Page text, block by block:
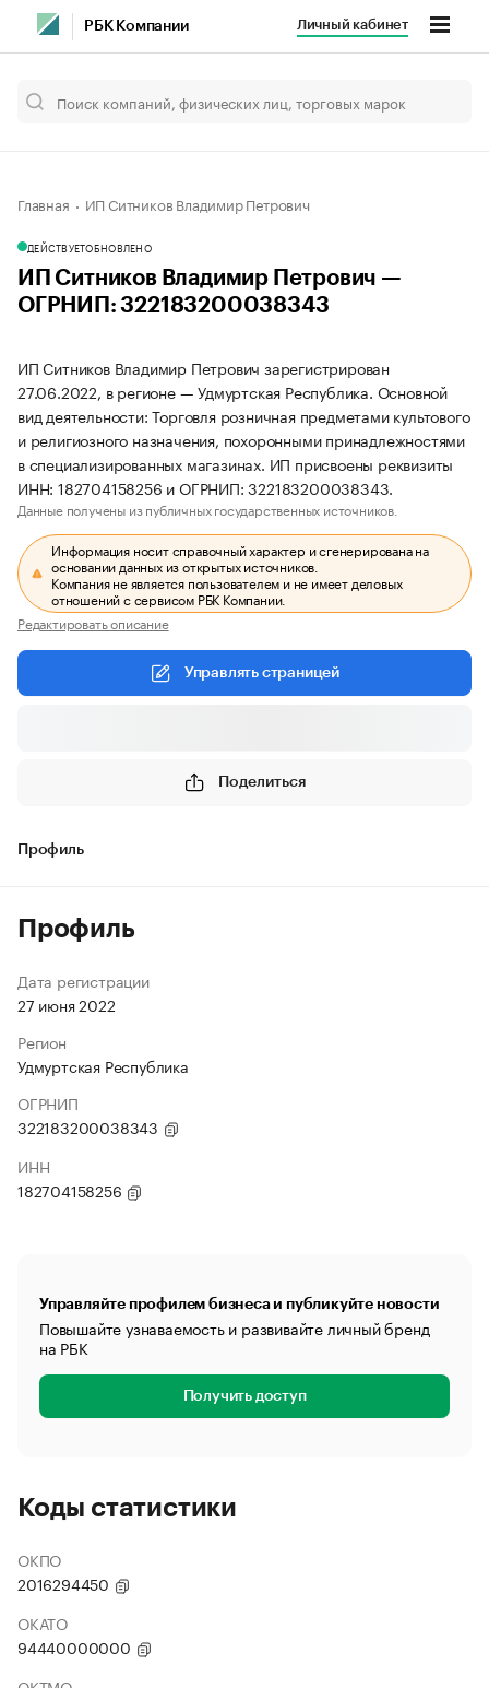
РБК Компании Личный кабинет
Главная ИП Ситников Владимир Петрович
ДЕЙСТВУЕТОБНОВЛЕНО
ИП Ситников Владимир Петрович —
ОГРНИП: 322183200038343
ИП Ситников Владимир Петрович зарегистрирован
27.06.2022, в регионе — Удмуртская Республика. Основной
вид деятельности: Торговля розничная предметами культового
и религиозного назначения, похоронными принадлежностями
в специализированных магазинах. ИП присвоены реквизиты
ИНН: 182704158256 и ОГРНИП: 322183200038343.
Данные получены из публичных государственных источников.
Информация носит справочный характер и сгенерирована на
основании данных из открытых источников.
Компания не является пользователем и не имеет деловых
отношений с сервисом РБК Компании.
Редактировать описание
Управлять страницей
Поделиться
Профиль
Профиль
Дата регистрации
27 июня 2022
Регион
Удмуртская Республика
ОГРНИП
322183200038343
ИНН
182704158256
Управляйте профилем бизнеса и публикуйте новости
Повышайте узнаваемость и развивайте личный бренд
на РБК
Получить доступ
Коды статистики
ОКПО
2016294450
ОКАТО
94440000000